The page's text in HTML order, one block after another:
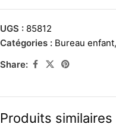
UGS : 85812
Catégories : Bureau enfant,
Share:
Produits similaires